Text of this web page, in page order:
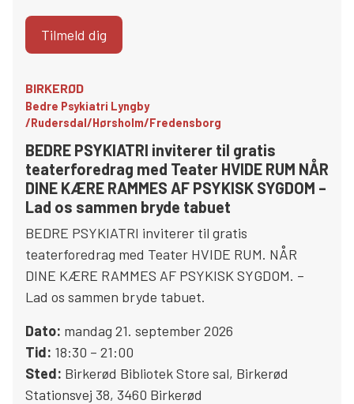
Tilmeld dig
BIRKERØD
Bedre Psykiatri Lyngby
/Rudersdal/Hørsholm/Fredensborg
BEDRE PSYKIATRI inviterer til gratis
teaterforedrag med Teater HVIDE RUM NÅR
DINE KÆRE RAMMES AF PSYKISK SYGDOM –
Lad os sammen bryde tabuet
BEDRE PSYKIATRI inviterer til gratis
teaterforedrag med Teater HVIDE RUM. NÅR
DINE KÆRE RAMMES AF PSYKISK SYGDOM. –
Lad os sammen bryde tabuet.
Dato: mandag 21. september 2026
Tid: 18:30 – 21:00
Sted: Birkerød Bibliotek Store sal, Birkerød
Stationsvej 38, 3460 Birkerød